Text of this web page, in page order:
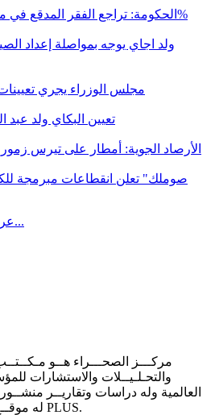
الحكومة: تراجع الفقر المدقع في موريتانيا من 12.8% إلى 11.2%
ولد اجاي يوجه بمواصلة إعداد
مجلس الوزراء يجري
تعيين البكاي ولد عبد
الأرصاد الجوية: أمطار على تيرس
"صوملك" تعلن انقطاعات مبرمجة
عرض المزيد من الأخبار...
مركـــز الصحـــراء هــو
والتحـلـيــلات والاستشارات
العالمية وله دراسات وتقاريــر
له موقــع الصحراء ومنصة الصحراء PLUS.